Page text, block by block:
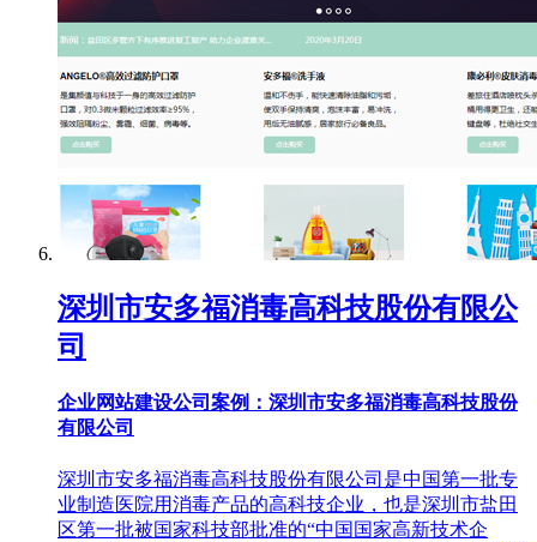
深圳市安多福消毒高科技股份有限公
司
企业网站建设公司案例：深圳市安多福消毒高科技股份
有限公司
深圳市安多福消毒高科技股份有限公司是中国第一批专
业制造医院用消毒产品的高科技企业，也是深圳市盐田
区第一批被国家科技部批准的“中国国家高新技术企